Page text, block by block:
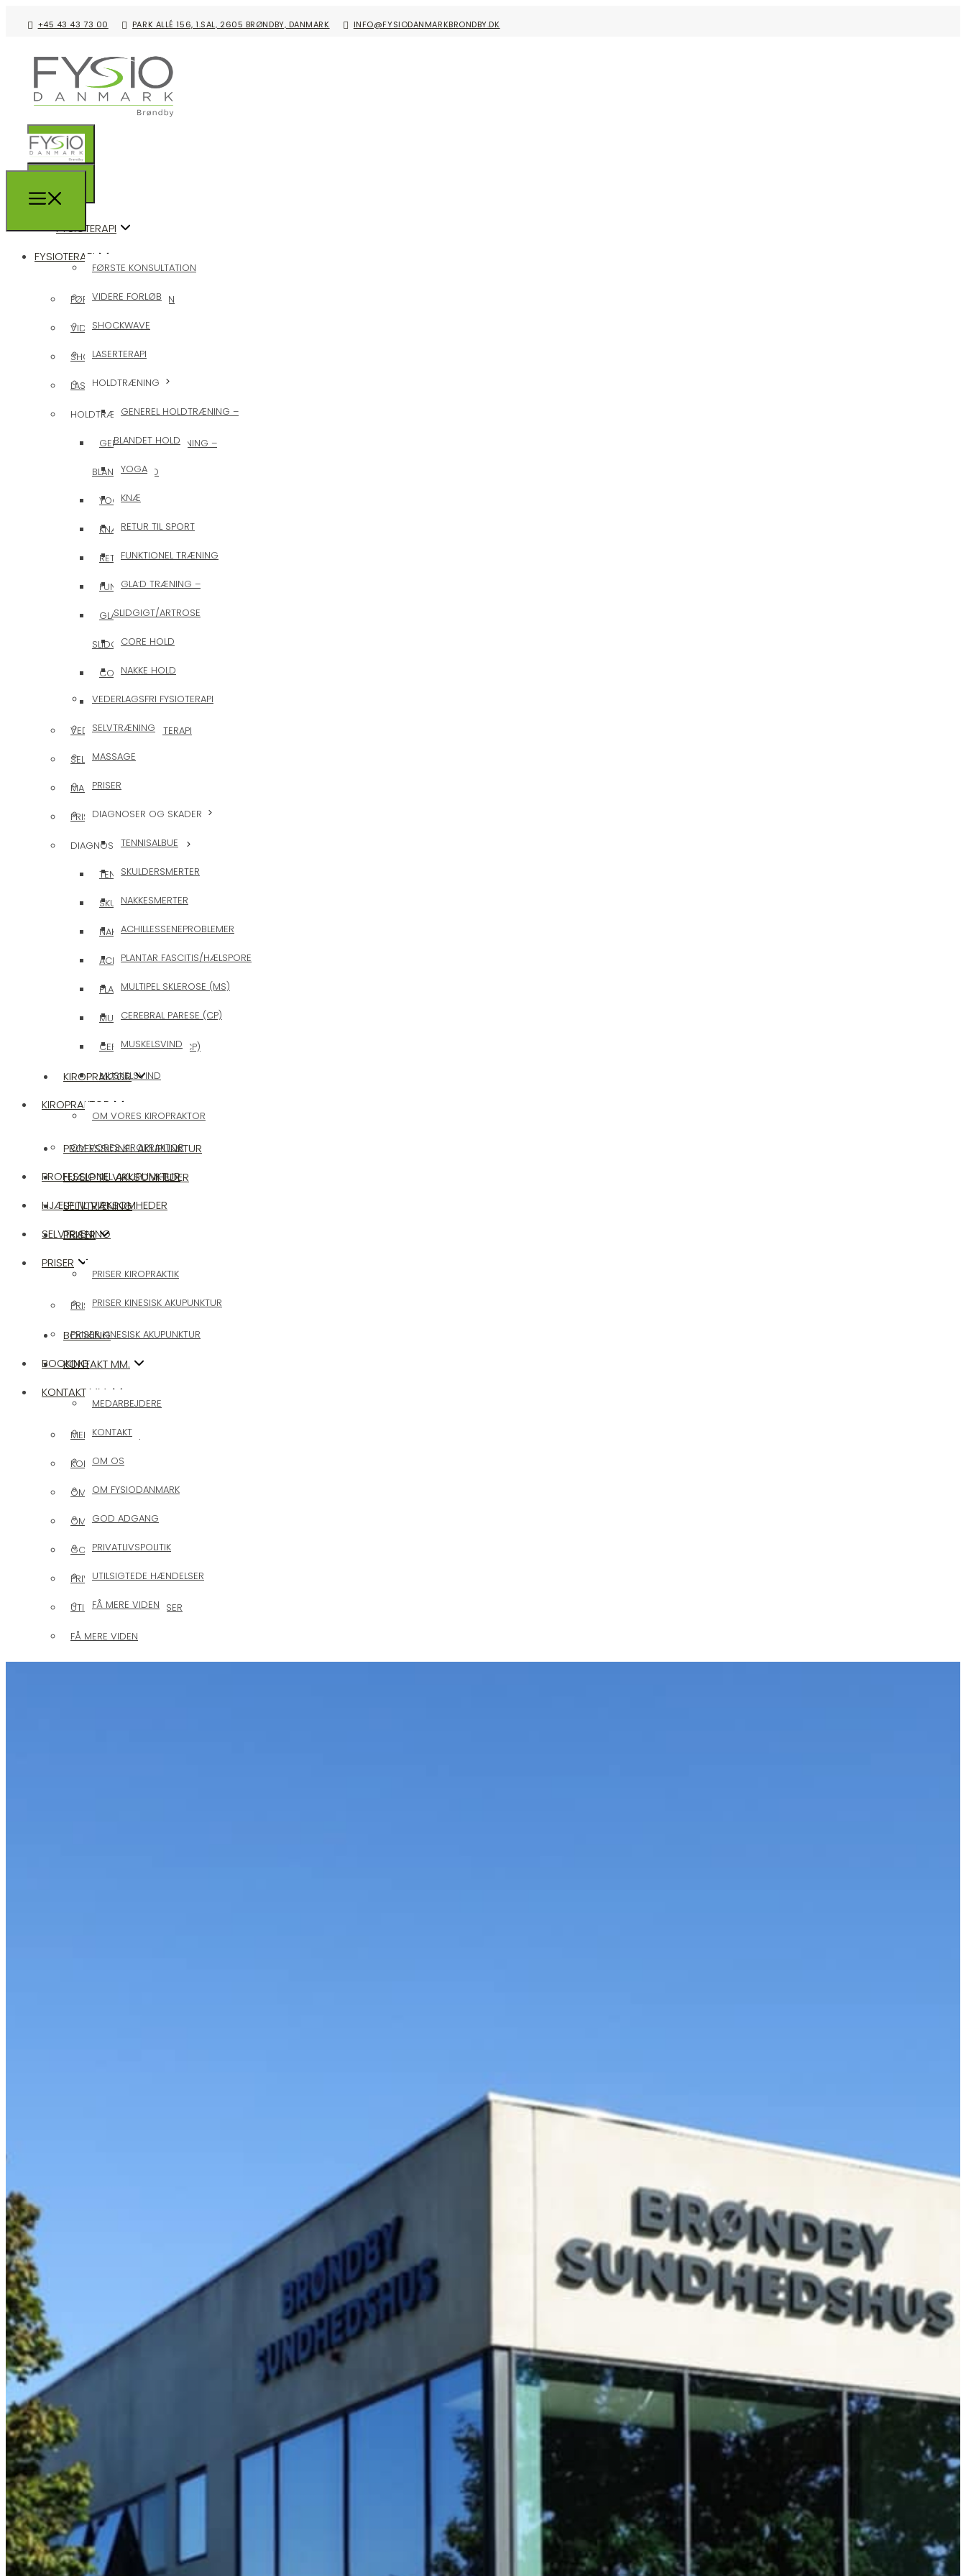
+45 43 43 73 00 PARK ALLÉ 156, 1.SAL, 2605 BRØNDBY, DANMARK INFO@FYSIODANMARKBRONDBY.DK
FYSIOTERAPI
FØRSTE KONSULTATION
VIDERE FORLØB
SHOCKWAVE
LASERTERAPI
HOLDTRÆNING
GENEREL HOLDTRÆNING –
BLANDET HOLD
YOGA
KNÆ
RETUR TIL SPORT
FUNKTIONEL TRÆNING
GLA:D TRÆNING –
SLIDGIGT/ARTROSE
CORE HOLD
NAKKE HOLD
VEDERLAGSFRI FYSIOTERAPI
SELVTRÆNING
MASSAGE
PRISER
DIAGNOSER OG SKADER
TENNISALBUE
SKULDERSMERTER
NAKKESMERTER
ACHILLESSENEPROBLEMER
PLANTAR FASCITIS/HÆLSPORE
MULTIPEL SKLEROSE (MS)
CEREBRAL PARESE (CP)
MUSKELSVIND
KIROPRAKTOR
OM VORES KIROPRAKTOR
PROFESSIONEL AKUPUNKTUR
HJÆLP TIL VIRKSOMHEDER
SELVTRÆNING
PRISER
PRISER KIROPRAKTIK
PRISER KINESISK AKUPUNKTUR
BOOKING
KONTAKT MM.
MEDARBEJDERE
KONTAKT
OM OS
OM FYSIODANMARK
GOD ADGANG
PRIVATLIVSPOLITIK
UTILSIGTEDE HÆNDELSER
FÅ MERE VIDEN
FYSIOTERAPI
FØRSTE KONSULTATION
VIDERE FORLØB
SHOCKWAVE
LASERTERAPI
HOLDTRÆNING
GENEREL HOLDTRÆNING –
BLANDET HOLD
YOGA
KNÆ
RETUR TIL SPORT
FUNKTIONEL TRÆNING
GLA:D TRÆNING –
SLIDGIGT/ARTROSE
CORE HOLD
NAKKE HOLD
VEDERLAGSFRI FYSIOTERAPI
SELVTRÆNING
MASSAGE
PRISER
DIAGNOSER OG SKADER
TENNISALBUE
SKULDERSMERTER
NAKKESMERTER
ACHILLESSENEPROBLEMER
PLANTAR FASCITIS/HÆLSPORE
MULTIPEL SKLEROSE (MS)
CEREBRAL PARESE (CP)
MUSKELSVIND
KIROPRAKTOR
OM VORES KIROPRAKTOR
PROFESSIONEL AKUPUNKTUR
HJÆLP TIL VIRKSOMHEDER
SELVTRÆNING
PRISER
PRISER KIROPRAKTIK
PRISER KINESISK AKUPUNKTUR
BOOKING
KONTAKT MM.
MEDARBEJDERE
KONTAKT
OM OS
OM FYSIODANMARK
GOD ADGANG
PRIVATLIVSPOLITIK
UTILSIGTEDE HÆNDELSER
FÅ MERE VIDEN